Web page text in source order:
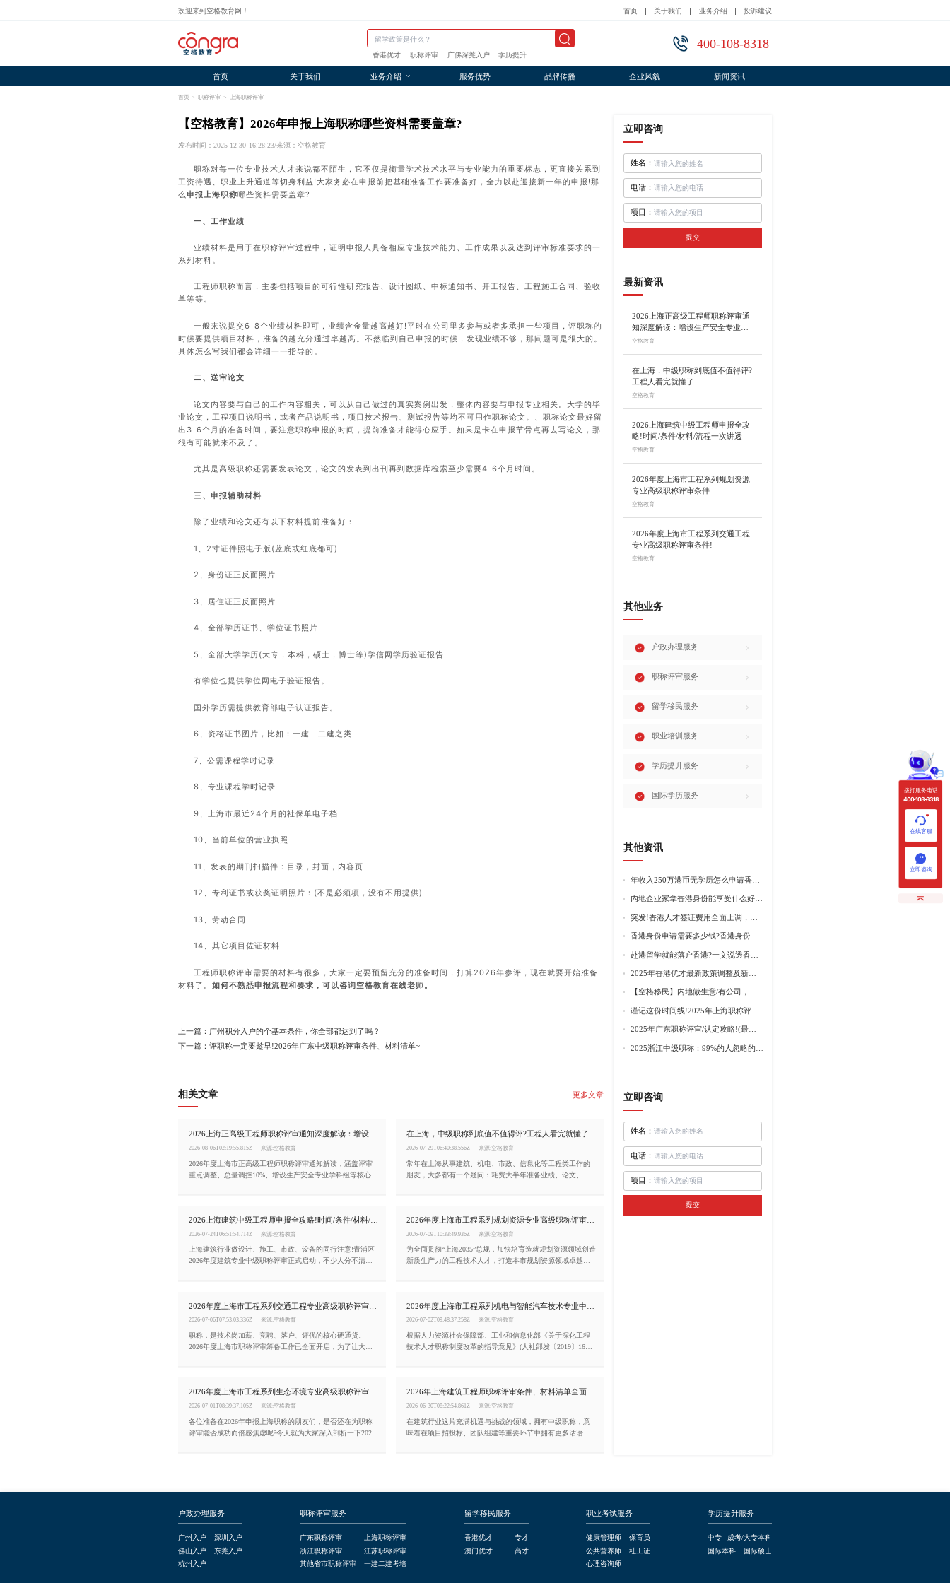
欢迎来到空格教育网！ 首页 关于我们 业务介绍 投诉建议
香港优才 职称评审 广佛深莞入户 学历提升
400-108-8318
首页 关于我们 业务介绍 服务优势 品牌传播 企业风貌 新闻资讯
拨打服务电话
400-108-8318
在线客服
立即咨询
首页 > 职称评审 > 上海职称评审
【空格教育】2026年申报上海职称哪些资料需要盖章?
发布时间：2025-12-30 16:28:23/来源：空格教育
职称对每一位专业技术人才来说都不陌生，它不仅是衡量学术技术水平与专业能力的重要标志，更直接关系到
工资待遇、职业上升通道等切身利益!大家务必在申报前把基础准备工作要准备好，全力以赴迎接新一年的申报!那
么申报上海职称哪些资料需要盖章?
一、工作业绩
业绩材料是用于在职称评审过程中，证明申报人具备相应专业技术能力、工作成果以及达到评审标准要求的一
系列材料。
工程师职称而言，主要包括项目的可行性研究报告、设计图纸、中标通知书、开工报告、工程施工合同、验收
单等等。
一般来说提交6-8个业绩材料即可，业绩含金量越高越好!平时在公司里多参与或者多承担一些项目，评职称的
时候要提供项目材料，准备的越充分通过率越高。不然临到自己申报的时候，发现业绩不够，那问题可是很大的。
具体怎么写我们都会详细一一指导的。
二、送审论文
论文内容要与自己的工作内容相关，可以从自己做过的真实案例出发，整体内容要与申报专业相关。大学的毕
业论文，工程项目说明书，或者产品说明书，项目技术报告、测试报告等均不可用作职称论文。、职称论文最好留
出3-6个月的准备时间，要注意职称申报的时间，提前准备才能得心应手。如果是卡在申报节骨点再去写论文，那
很有可能就来不及了。
尤其是高级职称还需要发表论文，论文的发表到出刊再到数据库检索至少需要4-6个月时间。
三、申报辅助材料
除了业绩和论文还有以下材料提前准备好：
1、2寸证件照电子版(蓝底或红底都可)
2、身份证正反面照片
3、居住证正反面照片
4、全部学历证书、学位证书照片
5、全部大学学历(大专，本科，硕士，博士等)学信网学历验证报告
有学位也提供学位网电子验证报告。
国外学历需提供教育部电子认证报告。
6、资格证书图片，比如：一建 二建之类
7、公需课程学时记录
8、专业课程学时记录
9、上海市最近24个月的社保单电子档
10、当前单位的营业执照
11、发表的期刊扫描件：目录，封面，内容页
12、专利证书或获奖证明照片：(不是必须项，没有不用提供)
13、劳动合同
14、其它项目佐证材料
工程师职称评审需要的材料有很多，大家一定要预留充分的准备时间，打算2026年参评，现在就要开始准备
材料了。 如何不熟悉申报流程和要求，可以咨询空格教育在线老师。
上一篇：广州积分入户的个基本条件，你全部都达到了吗？
下一篇：评职称一定要趁早!2026年广东中级职称评审条件、材料清单~
相关文章 更多文章
2026上海正高级工程师职称评审通知深度解读：增设生产安全专业、总量调控10%
2026-08-06T02:19:55.815Z 来源:空格教育
2026年度上海市正高级工程师职称评审通知解读，涵盖评审
重点调整、总量调控10%、增设生产安全专业学科组等核心变
在上海，中级职称到底值不值得评?工程人看完就懂了
2026-07-29T06:40:38.556Z 来源:空格教育
常年在上海从事建筑、机电、市政、信息化等工程类工作的
朋友，大多都有一个疑问：耗费大半年准备业绩、论文、学
意点，沪漂工程人建议收藏!
2026上海建筑中级工程师申报全攻略!时间/条件/材料/流程一次讲透
2026-07-24T06:51:54.714Z 来源:空格教育
上海建筑行业做设计、施工、市政、设备的同行注意!青浦区
2026年度建筑专业中级职称评审正式启动，不少人分不清申
2026年度上海市工程系列规划资源专业高级职称评审条件
2026-07-09T10:33:49.936Z 来源:空格教育
为全面贯彻“上海2035”总规，加快培育造就规划资源领域创造
新质生产力的工程技术人才，打造本市规划资源领域卓越工
意，现将2026年上海市工程系列规划资源专业高级职称评审
工作通知如下：
2026年度上海市工程系列交通工程专业高级职称评审条件!
2026-07-06T07:53:03.336Z 来源:空格教育
职称，是技术岗加薪、竞聘、落户、评优的核心硬通货。
2026年度上海市职称评审筹备工作已全面开启，为了让大家
2026-07-02T09:48:37.258Z 来源:空格教育
根据人力资源社会保障部、工业和信息化部《关于深化工程
技术人才职称制度改革的指导意见》(人社部发〔2019〕16
神，现就2026年度上海市工程系列机电与智能汽车技术专业
中级职称评审工作(嘉定区)有关事项通知如下：
2026年度上海市工程系列生态环境专业高级职称评审条件!
2026-07-01T08:39:37.105Z 来源:空格教育
各位准备在2026年申报上海职称的朋友们，是否还在为职称
评审能否成功而倍感焦虑呢?今天就为大家深入剖析一下2026
2026年上海建筑工程师职称评审条件、材料清单全面解读!(崇明区)
2026-06-30T08:22:54.861Z 来源:空格教育
在建筑行业这片充满机遇与挑战的领域，拥有中级职称，意
味着在项目招投标、团队组建等重要环节中拥有更多话语
立即咨询
姓名：
电话：
项目：
提交
最新资讯
2026上海正高级工程师职称评审通
知深度解读：增设生产安全专业、
总量调控10%
空格教育
在上海，中级职称到底值不值得评?
工程人看完就懂了
空格教育
2026上海建筑中级工程师申报全攻
略!时间/条件/材料/流程一次讲透
空格教育
2026年度上海市工程系列规划资源
专业高级职称评审条件
空格教育
2026年度上海市工程系列交通工程
专业高级职称评审条件!
空格教育
其他业务
户政办理服务
职称评审服务
留学移民服务
职业培训服务
学历提升服务
国际学历服务
其他资讯
内地企业家拿香港身份能享受什么好处?哪种申请途径更适合企业家?
【空格移民】内地做生意/有公司，学历不高怎么办理香港身份?
立即咨询
姓名：
电话：
项目：
提交
户政办理服务
广州入户
深圳入户
佛山入户
东莞入户
杭州入户
职称评审服务
广东职称评审
上海职称评审
浙江职称评审
江苏职称评审
其他省市职称评审
一建二建考培
留学移民服务
香港优才
专才
澳门优才
高才
职业考试服务
健康管理师
保育员
公共营养师
社工证
心理咨询师
学历提升服务
中专
成考/大专本科
国际本科
国际硕士